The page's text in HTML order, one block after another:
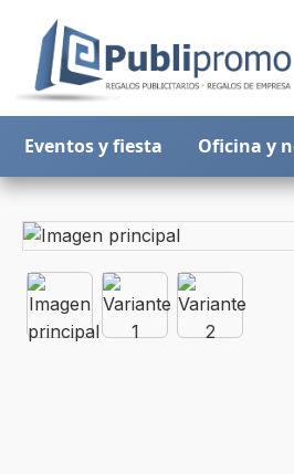
Eventos y fiesta Oficina y